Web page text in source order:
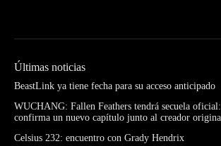
Últimas noticias
BeastLink ya tiene fecha para su acceso anticipado
WUCHANG: Fallen Feathers tendrá secuela
confirma un nuevo capítulo junto al creador
Celsius 232: encuentro con Grady Hendrix